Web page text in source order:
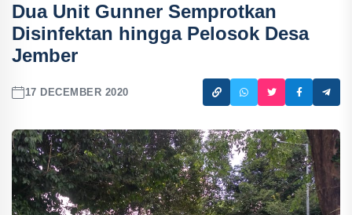
Dua Unit Gunner Semprotkan
Disinfektan hingga Pelosok Desa
Jember
17 DECEMBER 2020